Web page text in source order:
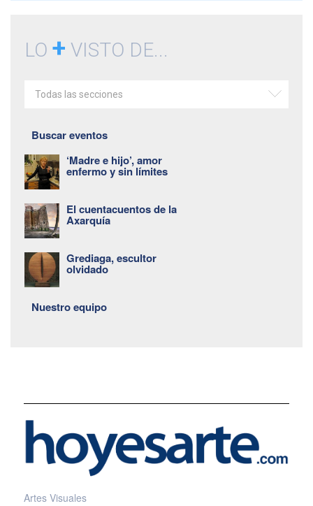
LO + VISTO DE...
Todas las secciones
Buscar eventos
‘Madre e hijo’, amor
enfermo y sin límites
El cuentacuentos de la
Axarquía
Grediaga, escultor
olvidado
Nuestro equipo
Artes Visuales